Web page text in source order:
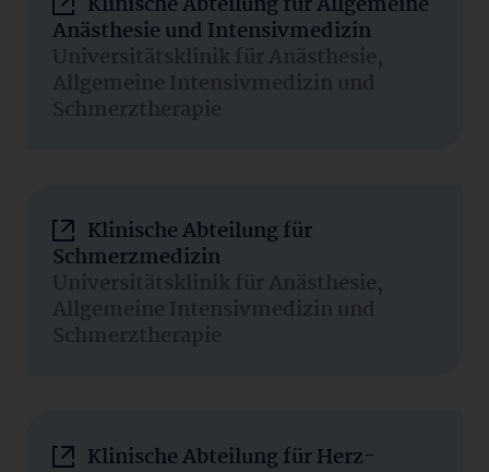
Anästhesie und Intensivmedizin
Universitätsklinik für Anästhesie,
Allgemeine Intensivmedizin und
Schmerztherapie
Klinische Abteilung für
Schmerzmedizin
Universitätsklinik für Anästhesie,
Allgemeine Intensivmedizin und
Schmerztherapie
Klinische Abteilung für Herz-